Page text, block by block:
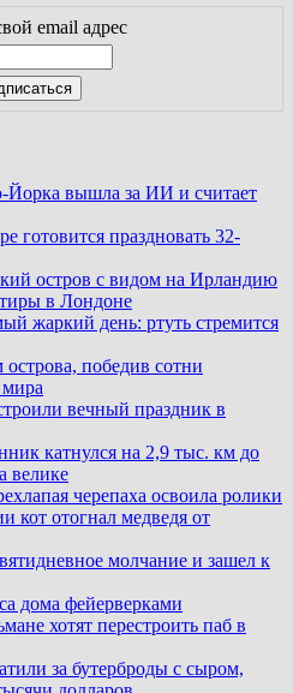
email адрес
Йорка вышла за ИИ и считает
готовится праздновать 32-
остров с видом на Ирландию
в Лондоне
жаркий день: ртуть стремится
острова, победив сотни
мира
вечный праздник в
катнулся на 2,9 тыс. км до
велике
черепаха освоила ролики
кот отогнал медведя от
молчание и зашел к
дома фейерверками
хотят перестроить паб в
за бутерброды с сыром,